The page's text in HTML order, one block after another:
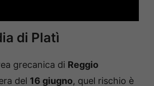
di Platì
grecanica di Reggio
del 16 giugno, quel rischio è